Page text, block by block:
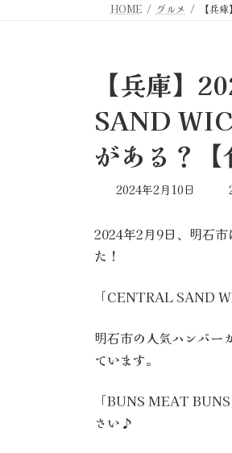
HOME グルメ 【兵
【兵庫】
SAND
がある？【
2024年2月10日
2024年2月9日、明石
た！
「CENTRAL SAND
明石市の人気ハンバー
ています。
「BUNS MEAT
さい♪